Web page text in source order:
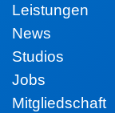
Leistungen
News
Studios
Jobs
Mitgliedschaft